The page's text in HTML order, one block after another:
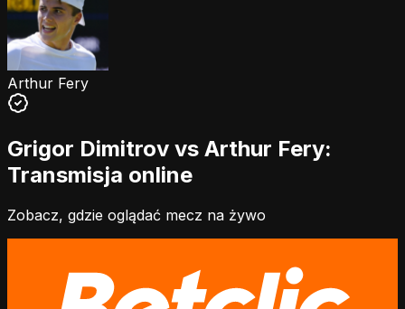
Arthur Fery
Grigor Dimitrov vs Arthur Fery:
Transmisja online
Zobacz, gdzie oglądać mecz na żywo